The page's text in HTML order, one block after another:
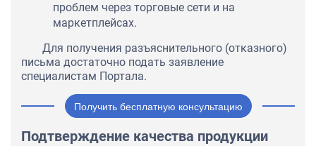
проблем через торговые сети и на
маркетплейсах.
Для получения разъяснительного (отказного)
письма достаточно подать заявление
специалистам Портала.
Получить бесплатную консультацию
Подтверждение качества продукции